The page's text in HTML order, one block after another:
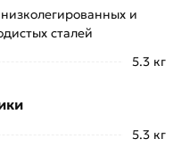
в любых
на постоянном
и
сталей
5.3 кг
5.3 кг